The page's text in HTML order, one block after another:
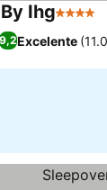
Ihg4
9,2Excelente